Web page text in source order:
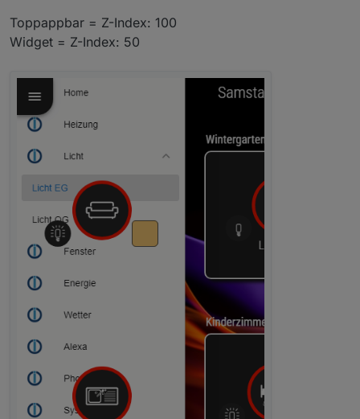
Toppappbar = Z-Index: 100
Widget = Z-Index: 50